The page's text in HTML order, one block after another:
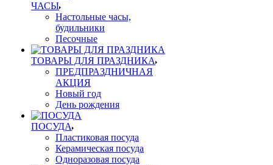
ЧАСЫ
Настольные часы,
будильники
Песочные
ТОВАРЫ ДЛЯ ПРАЗДНИКА
ПРЕДПРАЗДНИЧНАЯ
АКЦИЯ
Новый год
День рождения
ПОСУДА
Пластиковая посуда
Керамическая посуда
Одноразовая посуда